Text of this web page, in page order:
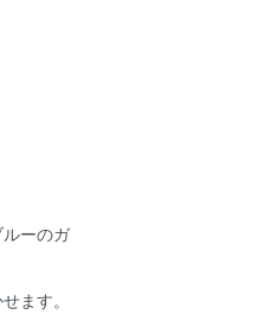
ーのガ
ます。